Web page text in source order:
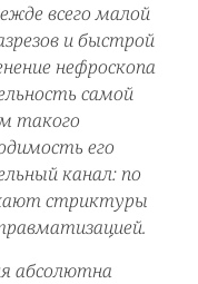
всего малой
и быстрой
нефроскопа
самой
такого
его
канал: по
стриктуры
абсолютна